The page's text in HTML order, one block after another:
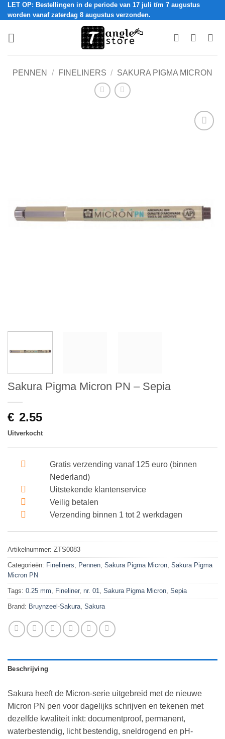
Ga
naar
LET OP: Bestellingen in de periode van 17 juli t/m 7 augustus
worden vanaf zaterdag 8 augustus verzonden.
PENNEN / FINELINERS / SAKURA PIGMA MICRON
Sakura Pigma Micron PN – Sepia
€ 2.55
Uitverkocht
Gratis verzending vanaf 125 euro (binnen
Nederland)
Uitstekende klantenservice
Veilig betalen
Verzending binnen 1 tot 2 werkdagen
Artikelnummer: ZTS0083
Categorieën: Fineliners, Pennen, Sakura Pigma Micron, Sakura Pigma
Micron PN
Tags: 0.25 mm, Fineliner, nr. 01, Sakura Pigma Micron, Sepia
Brand: Bruynzeel-Sakura, Sakura
Beschrijving
Sakura heeft de Micron-serie uitgebreid met de nieuwe
Micron PN pen voor dagelijks schrijven en tekenen met
dezelfde kwaliteit inkt: documentproof, permanent,
waterbestendig, licht bestendig, sneldrogend en pH-